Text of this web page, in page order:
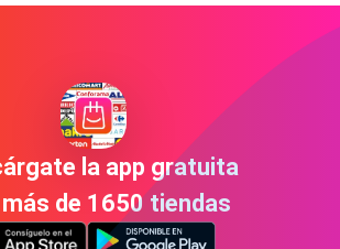
la app gratuita
de 1650 tiendas